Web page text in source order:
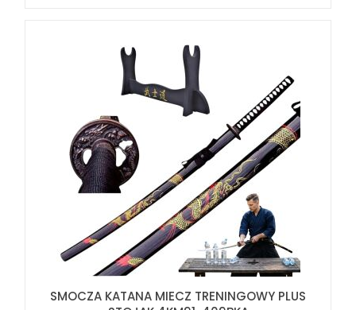
SMOCZA KATANA MIECZ TRENINGOWY PLUS